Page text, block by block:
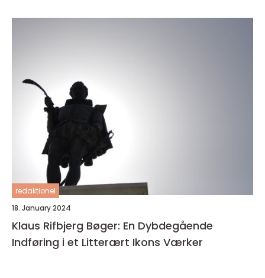
redaktionel
18. January 2024
Klaus Rifbjerg Bøger: En Dybdegående
Indføring i et Litterært Ikons Værker